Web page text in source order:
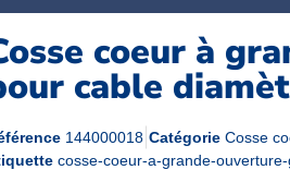
coeur à
cable
144000018 Catégorie Cosse
cosse-coeur-a-grande-